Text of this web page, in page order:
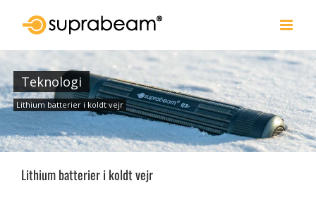
Teknologi
Lithium batterier i koldt vejr
Lithium batterier i koldt vejr